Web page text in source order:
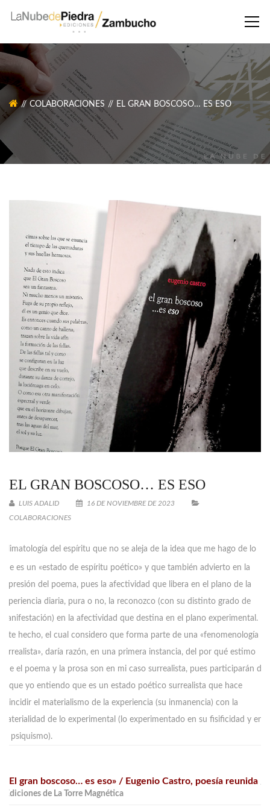
COLABORACIONES EL GRAN BOSCOSO… ES ESO
EL GRAN BOSCOSO… ES ESO
LUIS ADALID
16 DE NOVIEMBRE DE 2023
COLABORACIONES
limatología del espíritu que no se aleja de la idea que me hago de lo
que es un «estado de espíritu poético» y que también advierto en la
expresión del poema, pues la afectividad que libera en el plano de la
experiencia diaria, pura o no, la reconozco (con su distinto grado de
manifestación) en la afectividad que destina en el plano experimental.
Este hecho, el cual considero que forma parte de una «fenomenología
surrealista», daría razón, en una primera instancia, del por qué estimo
que el poema y la prosa son en mi caso surrealista, pues participarán de
lo que yo entiendo que es un estado poético surrealista que hace
coincidir el materialismo de la experiencia (su inmanencia) con la
materialidad de lo experimental (lo experimentado en su fisificidad y en
su psiquismo).
«El gran boscoso… es eso» / Eugenio Castro, poesía reunida
Ediciones de La Torre Magnética